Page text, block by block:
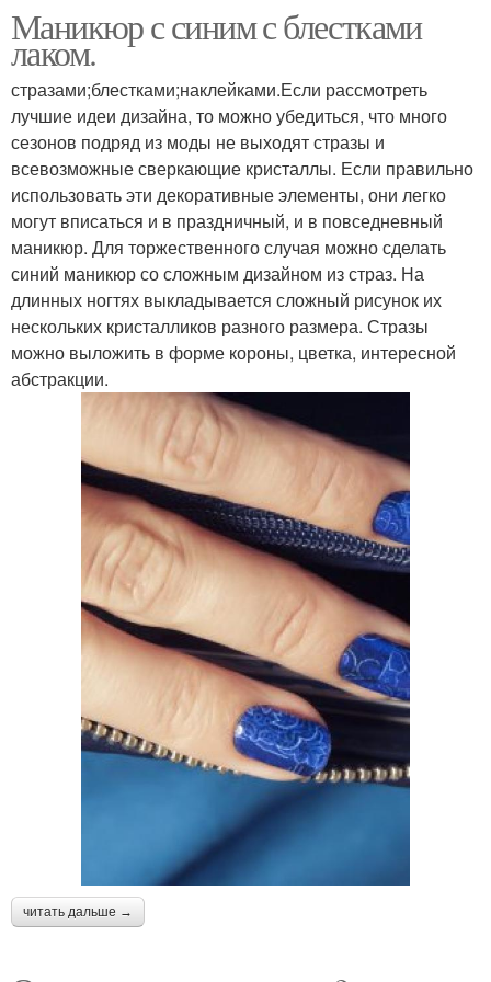
Маникюр с синим с блестками
лаком.
стразами;блестками;наклейками.Если рассмотреть
лучшие идеи дизайна, то можно убедиться, что много
сезонов подряд из моды не выходят стразы и
всевозможные сверкающие кристаллы. Если правильно
использовать эти декоративные элементы, они легко
могут вписаться и в праздничный, и в повседневный
маникюр. Для торжественного случая можно сделать
синий маникюр со сложным дизайном из страз. На
длинных ногтях выкладывается сложный рисунок их
нескольких кристалликов разного размера. Стразы
можно выложить в форме короны, цветка, интересной
абстракции.
читать дальше →